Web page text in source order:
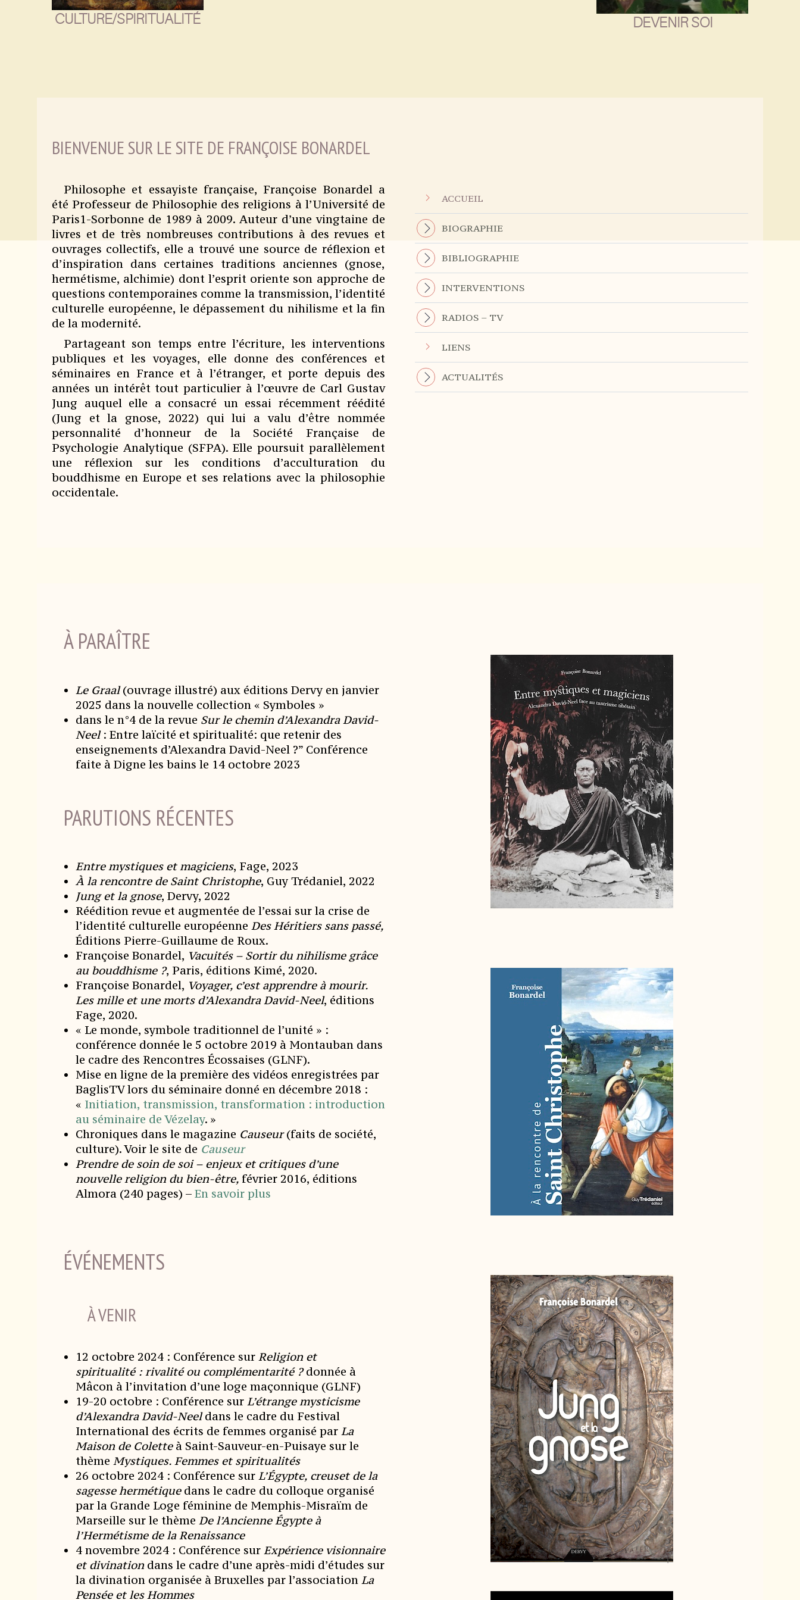
CULTURE/SPIRITUALITÉ DEVENIR SOI
BIENVENUE SUR LE SITE DE FRANÇOISE BONARDEL
Philosophe et essayiste française, Françoise Bonardel a
été Professeur de Philosophie des religions à l’Université de
Paris1-Sorbonne de 1989 à 2009. Auteur d’une vingtaine de
livres et de très nombreuses contributions à des revues et
ouvrages collectifs, elle a trouvé une source de réflexion et
d’inspiration dans certaines traditions anciennes (gnose,
hermétisme, alchimie) dont l’esprit oriente son approche de
questions contemporaines comme la transmission, l’identité
culturelle européenne, le dépassement du nihilisme et la fin
de la modernité.
Partageant son temps entre l’écriture, les interventions
publiques et les voyages, elle donne des conférences et
séminaires en France et à l’étranger, et porte depuis des
années un intérêt tout particulier à l’œuvre de Carl Gustav
Jung auquel elle a consacré un essai récemment réédité
(Jung et la gnose, 2022) qui lui a valu d’être nommée
personnalité d’honneur de la Société Française de
Psychologie Analytique (SFPA). Elle poursuit parallèlement
une réflexion sur les conditions d’acculturation du
bouddhisme en Europe et ses relations avec la philosophie
occidentale.
ACCUEIL
BIOGRAPHIE
BIBLIOGRAPHIE
INTERVENTIONS
RADIOS – TV
LIENS
ACTUALITÉS
À PARAÎTRE
Le Graal(ouvrage illustré) aux éditions Dervy en janvier
2025 dans la nouvelle collection « Symboles »
dans le n°4 de la revue Sur le chemin d’Alexandra David-
Neel: Entre laïcité et spiritualité: que retenir des
enseignements d’Alexandra David-Neel ?” Conférence
faite à Digne les bains le 14 octobre 2023
PARUTIONS RÉCENTES
Entre mystiques et magiciens, Fage, 2023
À la rencontre de Saint Christophe, Guy Trédaniel, 2022
Jung et la gnose, Dervy, 2022
Réédition revue et augmentée de l’essai sur la crise de
l’identité culturelle européenne Des Héritiers sans passé,
Éditions Pierre-Guillaume de Roux.
Françoise Bonardel, Vacuités – Sortir du nihilisme grâce
au bouddhisme ?, Paris, éditions Kimé, 2020.
Françoise Bonardel, Voyager, c’est apprendre à mourir.
Les mille et une morts d’Alexandra David-Neel, éditions
Fage, 2020.
« Le monde, symbole traditionnel de l’unité » :
conférence donnée le 5 octobre 2019 à Montauban dans
le cadre des Rencontres Écossaises (GLNF).
Mise en ligne de la première des vidéos enregistrées par
BaglisTV lors du séminaire donné en décembre 2018 :
« Initiation, transmission, transformation : introduction
au séminaire de Vézelay. »
Chroniques dans le magazine Causeur(faits de société,
culture). Voir le site de Causeur
Prendre de soin de soi – enjeux et critiques d’une
nouvelle religion du bien-être, février 2016, éditions
Almora (240 pages) – En savoir plus
ÉVÉNEMENTS
À VENIR
12 octobre 2024 : Conférence sur Religion et
spiritualité : rivalité ou complémentarité ?donnée à
Mâcon à l’invitation d’une loge maçonnique (GLNF)
19-20 octobre : Conférence sur L’étrange mysticisme
d’Alexandra David-Neeldans le cadre du Festival
International des écrits de femmes organisé par La
Maison de Coletteà Saint-Sauveur-en-Puisaye sur le
thème Mystiques. Femmes et spiritualités
26 octobre 2024 : Conférence sur L’Égypte, creuset de la
sagesse hermétiquedans le cadre du colloque organisé
par la Grande Loge féminine de Memphis-Misraïm de
Marseille sur le thème De l’Ancienne Égypte à
l’Hermétisme de la Renaissance
4 novembre 2024 : Conférence sur Expérience visionnaire
et divination dans le cadre d’une après-midi d’études sur
la divination organisée à Bruxelles par l’association La
Pensée et les Hommes